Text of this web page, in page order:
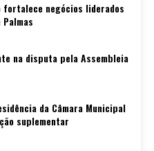
fortalece negócios liderados
na disputa pela Assembleia
da Câmara Municipal
suplementar